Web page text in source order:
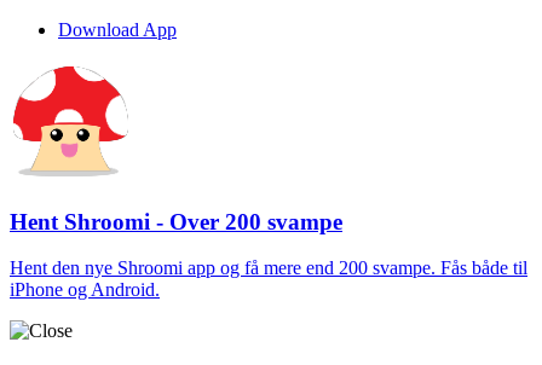
Download App
Hent Shroomi - Over 200 svampe
Hent den nye Shroomi app og få mere end 200 svampe. Fås både til
iPhone og Android.